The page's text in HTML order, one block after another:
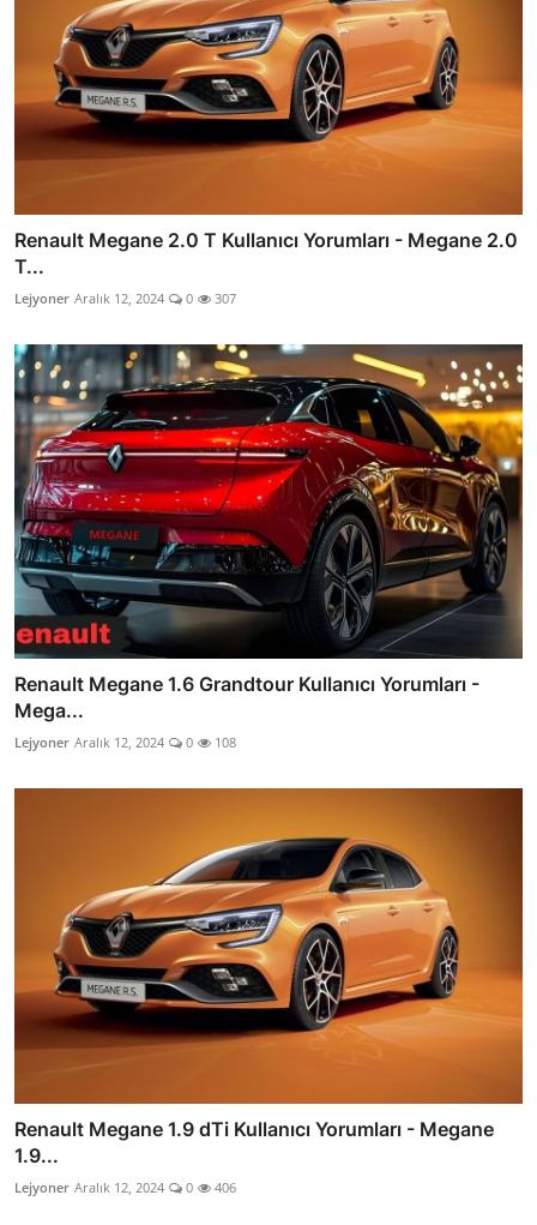
Renault Megane 2.0 T Kullanıcı Yorumları - Megane 2.0
T...
Lejyoner Aralık 12, 2024 0 307
Renault Megane 1.6 Grandtour Kullanıcı Yorumları -
Mega...
Lejyoner Aralık 12, 2024 0 108
Renault Megane 1.9 dTi Kullanıcı Yorumları - Megane
1.9...
Lejyoner Aralık 12, 2024 0 406